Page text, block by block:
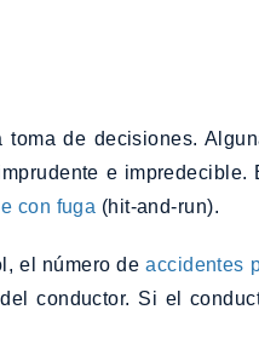
de decisiones.
e impredecible.
con fuga (hit-and-run).
el número deaccidentes
conductor. Si el